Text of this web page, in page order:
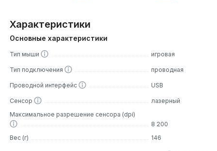
Характеристики
Основные характеристики
Тип мыши игровая
Тип подключения проводная
Проводной интерфейс USB
Сенсор
лазерный
Максимальное разрешение сенсора (dpi)
8 200
Вес (г)
146